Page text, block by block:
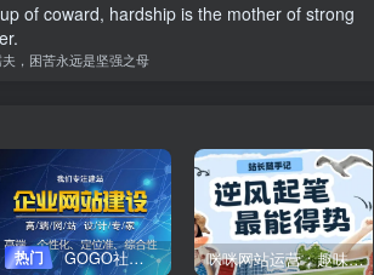
of coward, hardship is the mother of strong
，困苦永远是坚强之母
热门 GOGO社区网站搭建(自助服务) 咪咪网站运营：趣味性悄悄飘起的成功风头